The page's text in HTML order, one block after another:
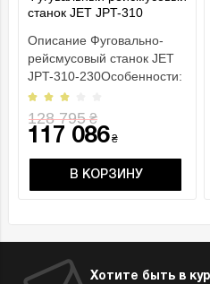
станок JET JPT-310
Описание Фуговально-
рейсмусовый станок JET
JPT-310-230Особенности:
Возможность установки
вала helica..
128 795₴
117 086₴
В КОРЗИНУ
Хотите быть в